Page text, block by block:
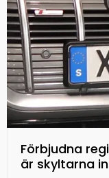
Förbjudna
är skyltarna